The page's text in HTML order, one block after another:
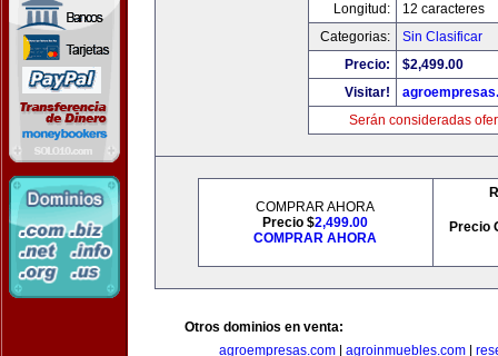
Longitud:
12 caracteres
Categorias:
Sin Clasificar
Precio:
$2,499.00
Visitar!
Serán consideradas
COMPRAR AHORA
Precio $2,499.00
COMPRAR AHORA
Precio
Otros dominios en venta:
agroempresas.com
agroinmuebles.com